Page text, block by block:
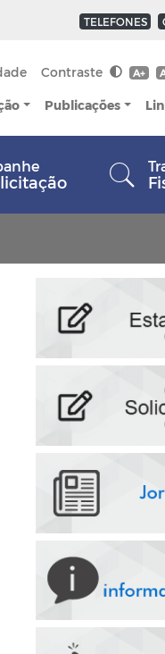
TELEFONES
Contraste A+
Publicações